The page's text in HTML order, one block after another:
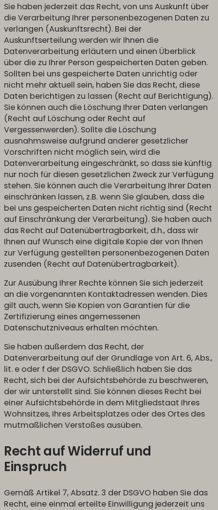
Sie haben jederzeit das Recht, von uns Auskunft über
die Verarbeitung Ihrer personenbezogenen Daten zu
verlangen (Auskunftsrecht). Bei der
Auskunftserteilung werden wir Ihnen die
Datenverarbeitung erläutern und einen Überblick
über die zu Ihrer Person gespeicherten Daten geben.
Sollten bei uns gespeicherte Daten unrichtig oder
nicht mehr aktuell sein, haben Sie das Recht, diese
Daten berichtigen zu lassen (Recht auf Berichtigung).
Sie können auch die Löschung Ihrer Daten verlangen
(Recht auf Löschung oder Recht auf
Vergessenwerden). Sollte die Löschung
ausnahmsweise aufgrund anderer gesetzlicher
Vorschriften nicht möglich sein, wird die
Datenverarbeitung eingeschränkt, so dass sie künftig
nur noch für diesen gesetzlichen Zweck zur Verfügung
stehen. Sie können auch die Verarbeitung Ihrer Daten
einschränken lassen, z.B. wenn Sie glauben, dass die
bei uns gespeicherten Daten nicht richtig sind (Recht
auf Einschränkung der Verarbeitung). Sie haben auch
das Recht auf Datenübertragbarkeit, d.h., dass wir
Ihnen auf Wunsch eine digitale Kopie der von Ihnen
zur Verfügung gestellten personenbezogenen Daten
zusenden (Recht auf Datenübertragbarkeit).
Zur Ausübung Ihrer Rechte können Sie sich jederzeit
an die vorgenannten Kontaktadressen wenden. Dies
gilt auch, wenn Sie Kopien von Garantien für die
Zertifizierung eines angemessenen
Datenschutzniveaus erhalten möchten.
Sie haben außerdem das Recht, der
Datenverarbeitung auf der Grundlage von Art. 6, Abs.,
lit. e oder f der DSGVO. Schließlich haben Sie das
Recht, sich bei der Aufsichtsbehörde zu beschweren,
der wir unterstellt sind. Sie können dieses Recht bei
einer Aufsichtsbehörde in dem Mitgliedstaat Ihres
Wohnsitzes, Ihres Arbeitsplatzes oder des Ortes des
mutmaßlichen Verstoßes ausüben.
Recht auf Widerruf und
Einspruch
Gemäß Artikel 7, Absatz. 3 der DSGVO haben Sie das
Recht, eine einmal erteilte Einwilligung jederzeit uns